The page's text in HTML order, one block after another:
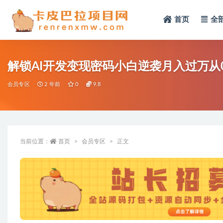
首页 全
解锁AI开发变现密码小白逆袭月入过万
会员专区 2 年前 0 9.8
当前位置： 首页 会员专区 正文